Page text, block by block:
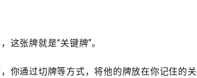
这张牌就是“关键牌”。
你通过切牌等方式，将他的牌放在你记住的关